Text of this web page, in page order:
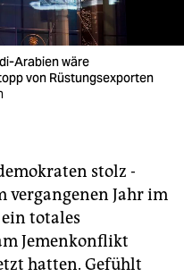
Arabien wäre
von Rüstungsexporten
stolz
vergangenen Jahr im
totales
Jemenkonflikt
hatten. Gefühlt